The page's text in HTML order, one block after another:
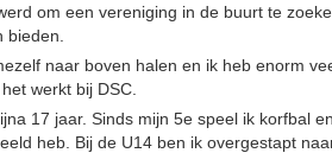
om een vereniging in de buurt te
bieden.
naar boven halen en ik heb enorm
werkt bij DSC.
17 jaar. Sinds mijn 5e speel ik korfbal
heb. Bij de U14 ben ik overgestapt